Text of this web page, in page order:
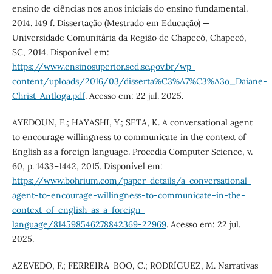
ensino de ciências nos anos iniciais do ensino fundamental.
2014. 149 f. Dissertação (Mestrado em Educação) —
Universidade Comunitária da Região de Chapecó, Chapecó,
SC, 2014. Disponível em:
https://www.ensinosuperior.sed.sc.gov.br/wp-
content/uploads/2016/03/disserta%C3%A7%C3%A3o_Daiane-
Christ-Antloga.pdf. Acesso em: 22 jul. 2025.
AYEDOUN, E.; HAYASHI, Y.; SETA, K. A conversational agent
to encourage willingness to communicate in the context of
English as a foreign language. Procedia Computer Science, v.
60, p. 1433–1442, 2015. Disponível em:
https://www.bohrium.com/paper-details/a-conversational-
agent-to-encourage-willingness-to-communicate-in-the-
context-of-english-as-a-foreign-
language/814598546278842369-22969. Acesso em: 22 jul.
2025.
AZEVEDO, F.; FERREIRA-BOO, C.; RODRÍGUEZ, M. Narrativas